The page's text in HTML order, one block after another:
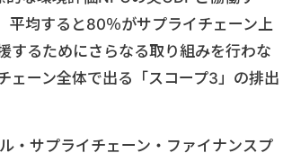
平均すると80％がサプライチェーン上
するためにさらなる取り組みを行わな
ェーン全体で出る「スコープ3」の排出
・サプライチェーン・ファイナンスプ